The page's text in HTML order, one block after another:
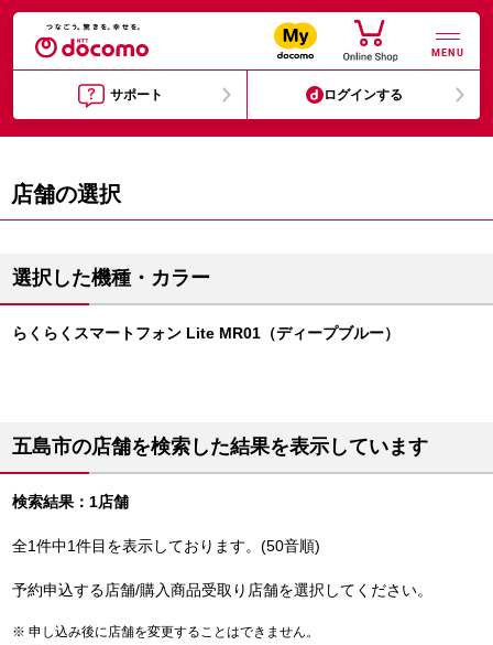
MENU
サポート ログインする
店舗の選択
選択した機種・カラー
らくらくスマートフォン Lite MR01（ディープブルー）
五島市の店舗を検索した結果を表示しています
検索結果：1店舗
全1件中1件目を表示しております。(50音順)
予約申込する店舗/購入商品受取り店舗を選択してください。
申し込み後に店舗を変更することはできません。